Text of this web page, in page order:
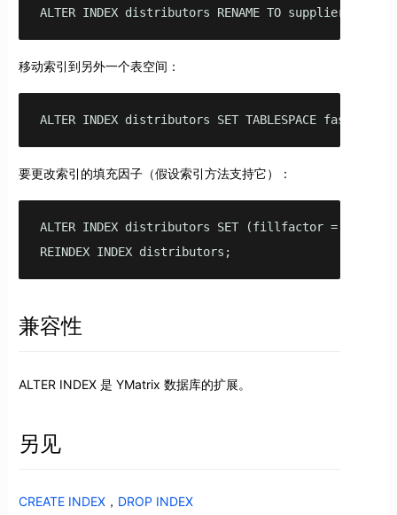
ALTER INDEX distributors RENAME TO suppliers;
移动索引到另外一个表空间：
ALTER INDEX distributors SET TABLESPACE
要更改索引的填充因子（假设索引方法支持它）：
ALTER INDEX distributors SET (fillfactor = 75);
REINDEX INDEX distributors;
兼容性
ALTER INDEX 是 YMatrix 数据库的扩展。
另见
CREATE INDEX， DROP INDEX